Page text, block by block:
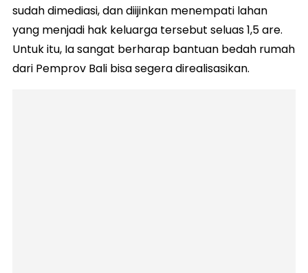
sudah dimediasi, dan diijinkan menempati lahan
yang menjadi hak keluarga tersebut seluas 1,5 are.
Untuk itu, Ia sangat berharap bantuan bedah rumah
dari Pemprov Bali bisa segera direalisasikan.